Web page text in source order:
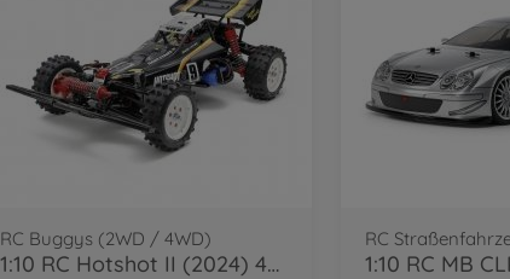
RC Buggys (2WD / 4WD)
1:10 RC Hotshot II (2024) 4WD